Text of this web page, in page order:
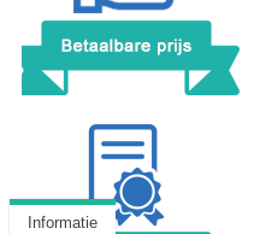
Informatie